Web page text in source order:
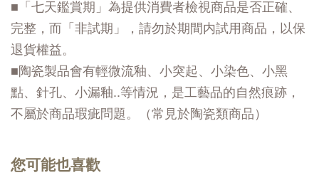
■「七天鑑賞期」為提供消費者檢視商品是否正確、
完整，而「非試期」，請勿於期間内試用商品，以保
退貨權益。
■陶瓷製品會有輕微流釉、小突起、小染色、小黑
點、針孔、小漏釉..等情況，是工藝品的自然痕跡，
不屬於商品瑕疵問題。（常見於陶瓷類商品）
您可能也喜歡